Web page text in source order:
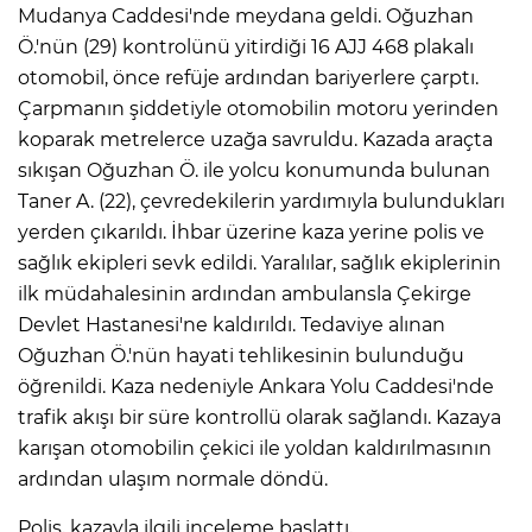
Mudanya Caddesi'nde meydana geldi. Oğuzhan
Ö.'nün (29) kontrolünü yitirdiği 16 AJJ 468 plakalı
otomobil, önce refüje ardından bariyerlere çarptı.
Çarpmanın şiddetiyle otomobilin motoru yerinden
koparak metrelerce uzağa savruldu. Kazada araçta
sıkışan Oğuzhan Ö. ile yolcu konumunda bulunan
Taner A. (22), çevredekilerin yardımıyla bulundukları
yerden çıkarıldı. İhbar üzerine kaza yerine polis ve
sağlık ekipleri sevk edildi. Yaralılar, sağlık ekiplerinin
ilk müdahalesinin ardından ambulansla Çekirge
Devlet Hastanesi'ne kaldırıldı. Tedaviye alınan
Oğuzhan Ö.'nün hayati tehlikesinin bulunduğu
öğrenildi. Kaza nedeniyle Ankara Yolu Caddesi'nde
trafik akışı bir süre kontrollü olarak sağlandı. Kazaya
karışan otomobilin çekici ile yoldan kaldırılmasının
ardından ulaşım normale döndü.